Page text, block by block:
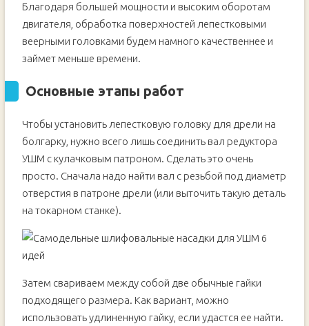
Благодаря большей мощности и высоким оборотам
двигателя, обработка поверхностей лепестковыми
веерными головками будем намного качественнее и
займет меньше времени.
Основные этапы работ
Чтобы установить лепестковую головку для дрели на
болгарку, нужно всего лишь соединить вал редуктора
УШМ с кулачковым патроном. Сделать это очень
просто. Сначала надо найти вал с резьбой под диаметр
отверстия в патроне дрели (или выточить такую деталь
на токарном станке).
Затем свариваем между собой две обычные гайки
подходящего размера. Как вариант, можно
использовать удлиненную гайку, если удастся ее найти.